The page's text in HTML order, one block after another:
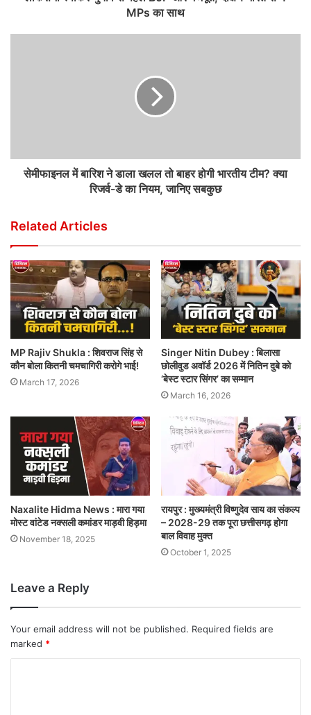
MPs का साथ
सेमीफाइनल में बारिश ने डाला खलल तो बाहर होगी भारतीय टीम? क्या
रिजर्व-डे का नियम, जानिए सबकुछ
Related Articles
MP Rajiv Shukla : शिवराज सिंह से
कौन बोला कितनी चमचागिरी करोगे भाई!
March 17, 2026
Singer Nitin Dubey : बिलासा
छोलीवुड अवॉर्ड 2026 में नितिन दुबे को
‘बेस्ट स्टार सिंगर’ का सम्मान
March 16, 2026
Naxalite Hidma News : मारा गया
मोस्ट वांटेड नक्सली कमांडर माड़वी हिड़मा
November 18, 2025
रायपुर : मुख्यमंत्री विष्णुदेव साय का संकल्प
– 2028-29 तक पूरा छत्तीसगढ़ होगा
बाल विवाह मुक्त
October 1, 2025
Leave a Reply
Your email address will not be published. Required fields are
marked *